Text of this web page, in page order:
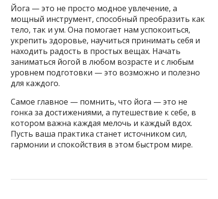
Йога — это не просто модное увлечение, а
мощный инструмент, способный преобразить как
тело, так и ум. Она помогает нам успокоиться,
укрепить здоровье, научиться принимать себя и
находить радость в простых вещах. Начать
заниматься йогой в любом возрасте и с любым
уровнем подготовки — это возможно и полезно
для каждого.
Самое главное — помнить, что йога — это не
гонка за достижениями, а путешествие к себе, в
котором важна каждая мелочь и каждый вдох.
Пусть ваша практика станет источником сил,
гармонии и спокойствия в этом быстром мире.